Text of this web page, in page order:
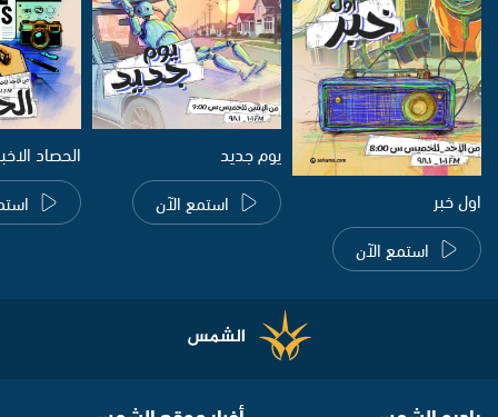
اول خبر
استمع الآن
يوم جديد
استمع الآن
الحصاد